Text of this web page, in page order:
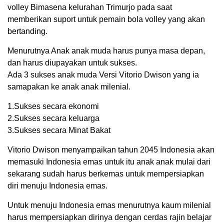
volley Bimasena kelurahan Trimurjo pada saat
memberikan suport untuk pemain bola volley yang akan
bertanding.
Menurutnya Anak anak muda harus punya masa depan,
dan harus diupayakan untuk sukses.
Ada 3 sukses anak muda Versi Vitorio Dwison yang ia
samapakan ke anak anak milenial.
1.Sukses secara ekonomi
2.Sukses secara keluarga
3.Sukses secara Minat Bakat
Vitorio Dwison menyampaikan tahun 2045 Indonesia akan
memasuki Indonesia emas untuk itu anak anak mulai dari
sekarang sudah harus berkemas untuk mempersiapkan
diri menuju Indonesia emas.
Untuk menuju Indonesia emas menurutnya kaum milenial
harus mempersiapkan dirinya dengan cerdas rajin belajar